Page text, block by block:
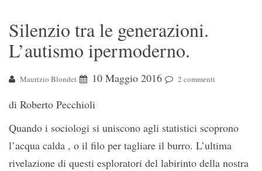
Silenzio tra le generazioni.
L’autismo ipermoderno.
Maurizio Blondet 10 Maggio 2016 2 commenti
di Roberto Pecchioli
Quando i sociologi si uniscono agli statistici scoprono
l’acqua calda , o il filo per tagliare il burro. L’ultima
rivelazione di questi esploratori del labirinto della nostra